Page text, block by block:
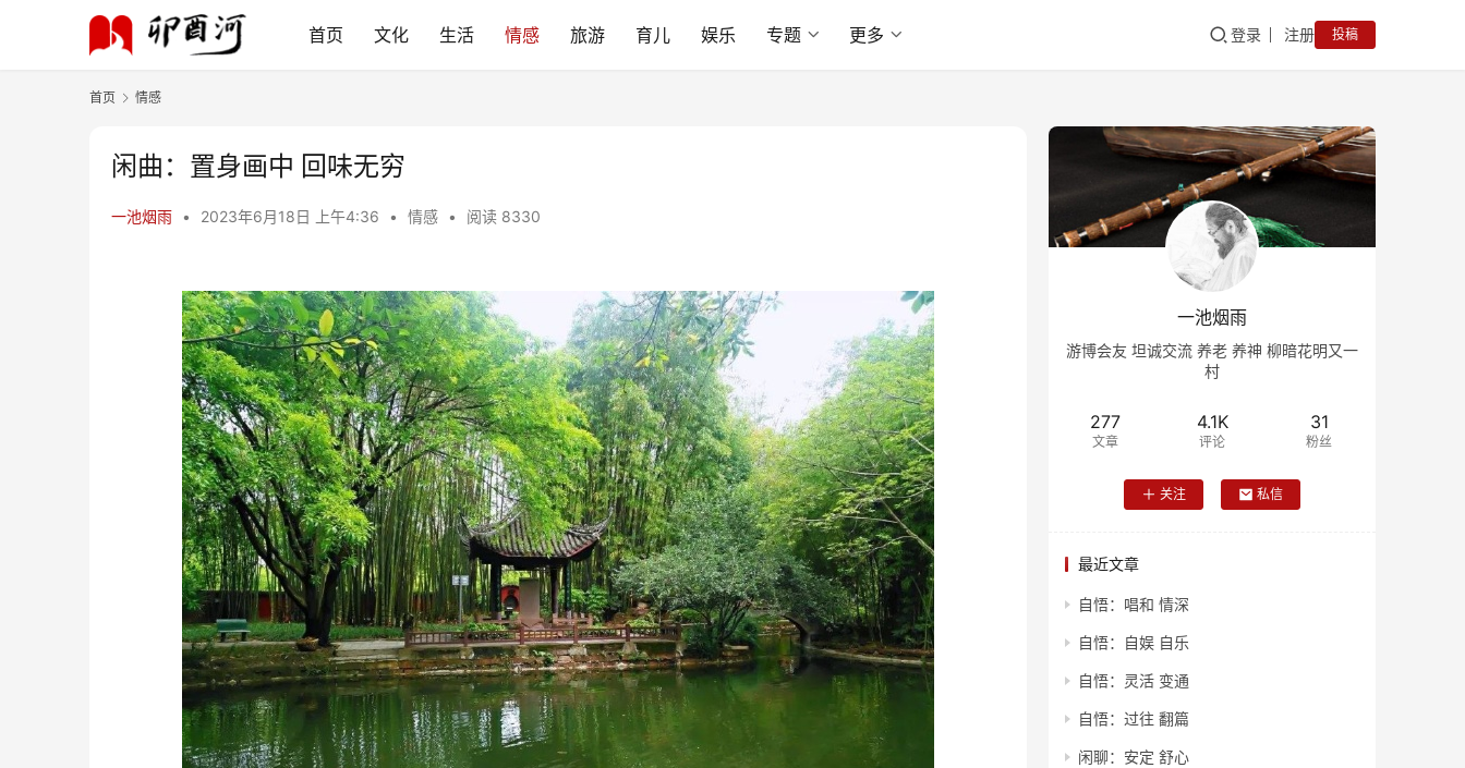
首页 文化 生活 情感 旅游 育儿 娱乐 专题 更多 登录 注册 投稿
首页 情感
闲曲：置身画中 回味无穷
一池烟雨 • 2023年6月18日 上午4:36 • 情感 • 阅读 8330
一池烟雨
游博会友 坦诚交流 养老 养神 柳暗花明又一
村
277
文章
4.1K
评论
31
粉丝
关注 私信
最近文章
自悟：唱和 情深
自悟：自娱 自乐
自悟：灵活 变通
自悟：过往 翻篇
闲聊：安定 舒心